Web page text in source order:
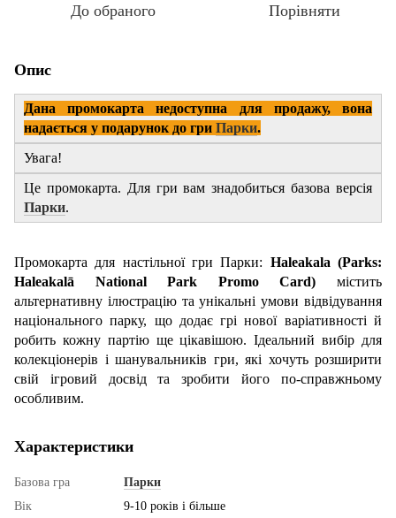
До обраного Порівняти
Опис
Дана промокарта недоступна для продажу, вона
надається у подарунок до гри Парки.
Увага!
Це промокарта. Для гри вам знадобиться базова версія
Парки.
Промокарта для настільної гри Парки: Haleakala (Parks:
Haleakalā National Park Promo Card) містить
альтернативну ілюстрацію та унікальні умови відвідування
національного парку, що додає грі нової варіативності й
робить кожну партію ще цікавішою. Ідеальний вибір для
колекціонерів і шанувальників гри, які хочуть розширити
свій ігровий досвід та зробити його по-справжньому
особливим.
Характеристики
Базова гра
Парки
Вік
9-10 років і більше